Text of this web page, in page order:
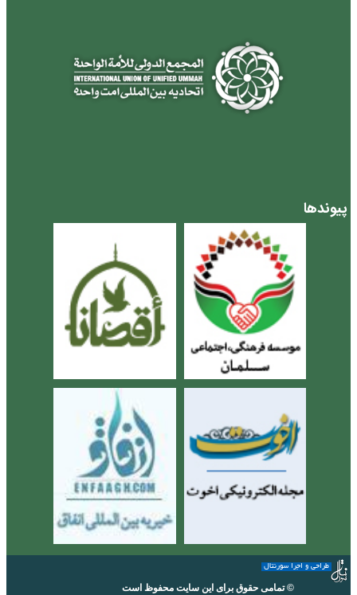
پیوندها
طراحی و اجرا سورنتال
© تمامی حقوق برای این سایت محفوظ است